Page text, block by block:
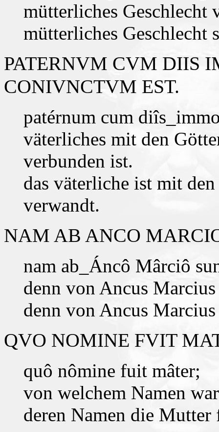
mütterliches Geschlecht
mütterliches Geschlecht
PATERNVM CVM DIIS
CONIVNCTVM EST.
patérnum cum
väterliches mit den
verbunden ist.
das väterliche ist mit
verwandt.
NAM AB ANCO
nam ab_Áncô Mârciô
denn von Ancus
denn von Ancus
QVO NOMINE FVIT
quô nômine fuit mâter;
von welchem Namen
deren Namen die Mutter